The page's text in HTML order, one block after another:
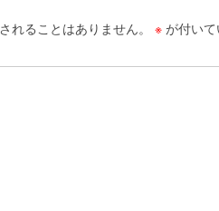
れることはありません。 ※ が付い